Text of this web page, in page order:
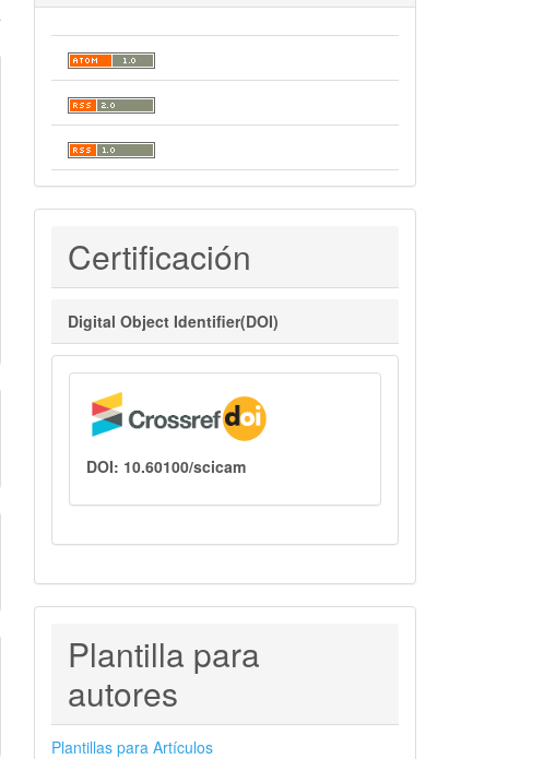
Certificaciones
Certificación
Digital Object Identifier(DOI)
DOI: 10.60100/scicam
PLANTILLAS
PARA
AUTORES
Plantilla para
autores
Plantillas para Artículos